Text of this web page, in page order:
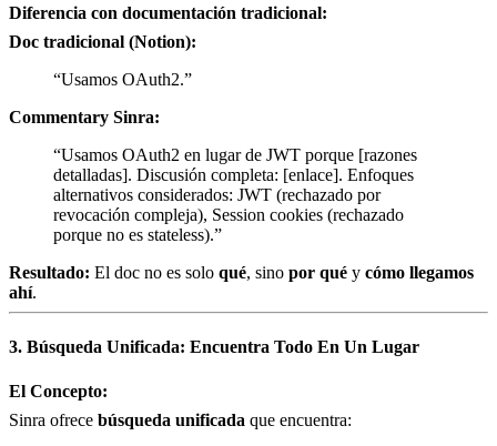
Diferencia con documentación tradicional:
Doc tradicional (Notion):
“Usamos OAuth2.”
Commentary Sinra:
“Usamos OAuth2 en lugar de JWT porque [razones
detalladas]. Discusión completa: [enlace]. Enfoques
alternativos considerados: JWT (rechazado por
revocación compleja), Session cookies (rechazado
porque no es stateless).”
Resultado: El doc no es solo qué, sino por qué y cómo llegamos
ahí.
3. Búsqueda Unificada: Encuentra Todo En Un Lugar
El Concepto:
Sinra ofrece búsqueda unificada que encuentra: